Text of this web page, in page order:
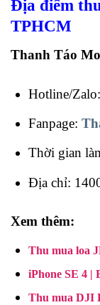
Địa điểm
TPHCM
Thanh Táo
Hotline/Zalo:
Fanpage:
Thời gian
Địa chỉ:
Xem thêm:
Thu mua loa
iPhone SE 4 |
Thu mua DJI